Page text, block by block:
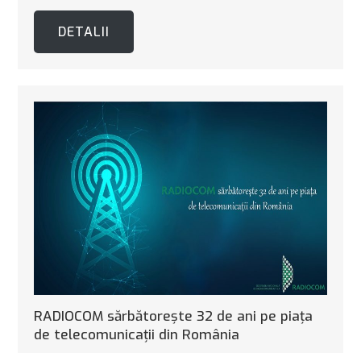
DETALII
RADIOCOM sărbătoreşte 32 de ani pe piaţa
de telecomunicaţii din România